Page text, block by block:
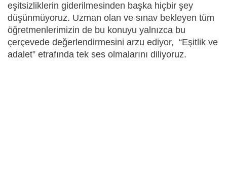
eşitsizliklerin giderilmesinden başka hiçbir şey
düşünmüyoruz. Uzman olan ve sınav bekleyen tüm
öğretmenlerimizin de bu konuyu yalnızca bu
çerçevede değerlendirmesini arzu ediyor, “Eşitlik ve
adalet” etrafında tek ses olmalarını diliyoruz.